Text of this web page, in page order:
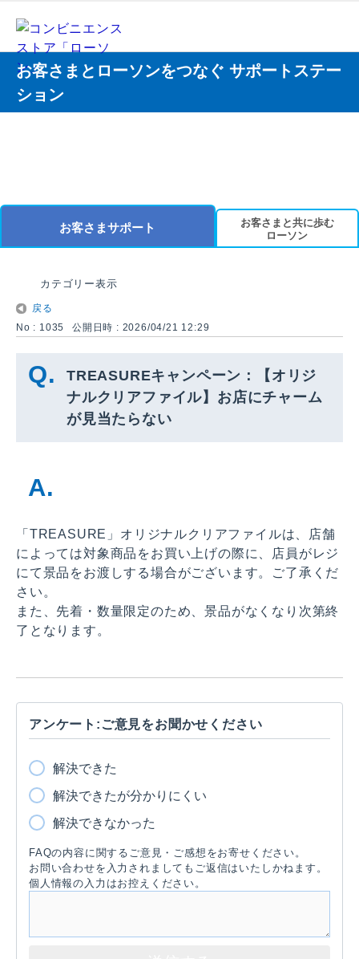
お客さまとローソンをつなぐ サポートステー
ション
お客さまサポート
お客さまと共に歩む
ローソン
カテゴリー表示
戻る
No : 1035
公開日時 : 2026/04/21 12:29
TREASUREキャンペーン：【オリジ
ナルクリアファイル】お店にチャーム
が見当たらない
「TREASURE」オリジナルクリアファイルは、店舗
によっては対象商品をお買い上げの際に、店員がレジ
にて景品をお渡しする場合がございます。ご了承くだ
さい。
また、先着・数量限定のため、景品がなくなり次第終
了となります。
アンケート:ご意見をお聞かせください
解決できた
解決できたが分かりにくい
解決できなかった
FAQの内容に関するご意見・ご感想をお寄せください。
お問い合わせを入力されましてもご返信はいたしかねます。
個人情報の入力はお控えください。